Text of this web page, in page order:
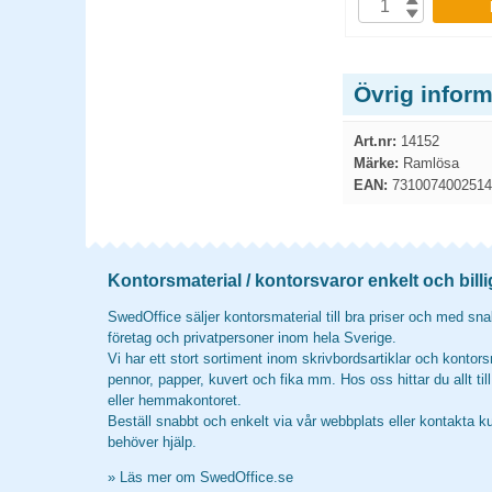
Övrig
Art.nr: 14152
Märke: Ramlösa
EAN: 7310074002514
Kontorsmaterial / kontorsvaror enkelt och
SwedOffice säljer kontorsmaterial till bra priser och med
företag och privatpersoner inom hela Sverige.
Vi har ett stort sortiment inom skrivbordsartiklar och
pennor, papper, kuvert och fika mm. Hos oss hittar du allt
eller hemmakontoret.
Beställ snabbt och enkelt via vår webbplats eller kontakta
behöver hjälp.
» Läs mer om SwedOffice.se